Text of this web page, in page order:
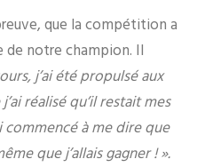
que la compétition a
de notre champion. Il
j’ai été propulsé aux
réalisé qu’il restait mes
commencé à me dire que
que j’allais gagner ! ».